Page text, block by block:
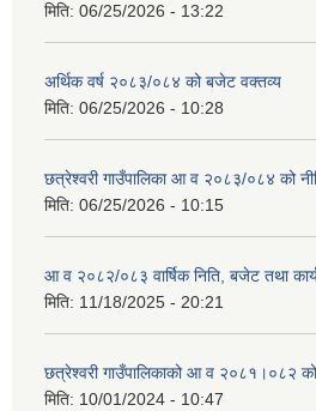
मिति: 06/25/2026 - 13:22
अर्थिक वर्ष २०८३/०८४ को बजेट वक्तव्य
मिति: 06/25/2026 - 10:28
छत्रेश्वरी गाउँपालिका आ व २०८३/०८४ को
मिति: 06/25/2026 - 10:15
आ व २०८२/०८३ वार्षिक निति, बजेट तथा
मिति: 11/18/2025 - 20:21
छत्रेश्वरी गाउँपालिकाको आ व २०८१।०८२ को
मिति: 10/01/2024 - 10:47